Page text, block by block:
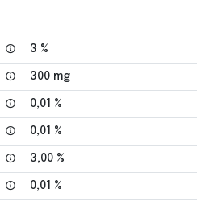
3 %
300 mg
0,01 %
0,01 %
3,00 %
0,01 %